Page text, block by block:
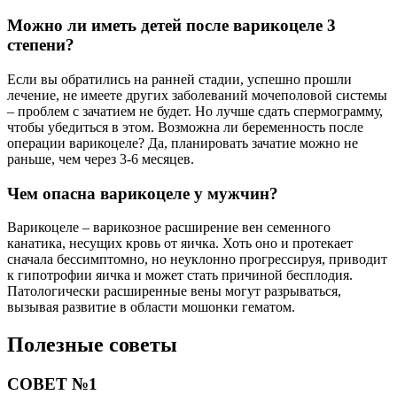
Можно ли иметь детей после варикоцеле 3
степени?
Если вы обратились на ранней стадии, успешно прошли
лечение, не имеете других заболеваний мочеполовой системы
– проблем с зачатием не будет. Но лучше сдать спермограмму,
чтобы убедиться в этом. Возможна ли беременность после
операции варикоцеле? Да, планировать зачатие можно не
раньше, чем через 3-6 месяцев.
Чем опасна варикоцеле у мужчин?
Варикоцеле – варикозное расширение вен семенного
канатика, несущих кровь от яичка. Хоть оно и протекает
сначала бессимптомно, но неуклонно прогрессируя, приводит
к гипотрофии яичка и может стать причиной бесплодия.
Патологически расширенные вены могут разрываться,
вызывая развитие в области мошонки гематом.
Полезные советы
СОВЕТ №1